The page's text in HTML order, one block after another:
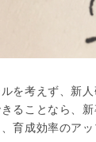
を考えず、新
ることなら、
育成効率のア